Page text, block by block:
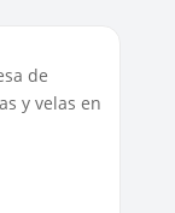
de
y velas en